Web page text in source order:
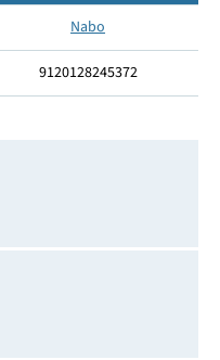
Nabo
9120128245372